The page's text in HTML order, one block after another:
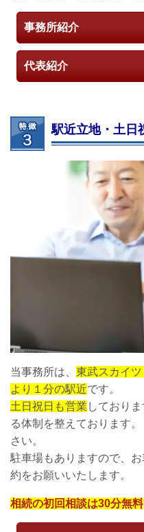
事務所紹介
代表紹介
駅近立地・土日
当事務所は、 東武スカイ
より１分の駅近です。
土日祝日も営業 しており
る体制を整えておりま
さい。
駐車場もありますので、
約をお願いいたします。
相続の初回相談は30分無料